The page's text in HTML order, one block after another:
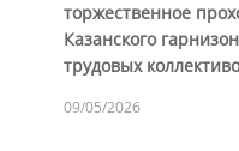
торжественное
Казанского
трудовых
09/05/2026